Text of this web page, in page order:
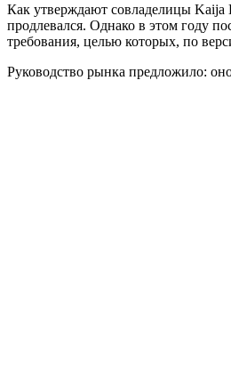
Как утверждают совладелицы
продлевался. Однако в этом году
требования, целью которых, по
Руководство рынка предложило: